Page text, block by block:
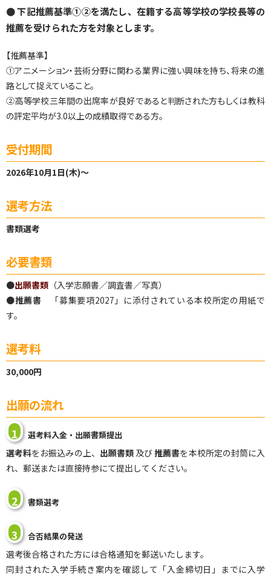
● 下記推薦基準①②を満たし、在籍する高等学校の学校長等の
推薦を受けられた方を対象とします。
【推薦基準】
①アニメーション・芸術分野に関わる業界に強い興味を持ち、将来の進
路として捉えていること。
②高等学校三年間の出席率が良好であると判断された方もしくは教科
の評定平均が3.0以上の成績取得である方。
受付期間
2026年10月1日(木)～
選考方法
書類選考
必要書類
●出願書類 （入学志願書／調査書／写真）
●推薦書 「募集要項2027」に添付されている本校所定の用紙で
す。
選考料
30,000円
出願の流れ
1 選考料入金・出願書類提出
選考料をお振込みの上、 出願書類 及び推薦書を本校所定の封筒に入
れ、郵送または直接持参にて提出してください。
2 書類選考
3 合否結果の発送
選考後合格された方には合格通知を郵送いたします。
同封された入学手続き案内を確認して「入金締切日」までに入学